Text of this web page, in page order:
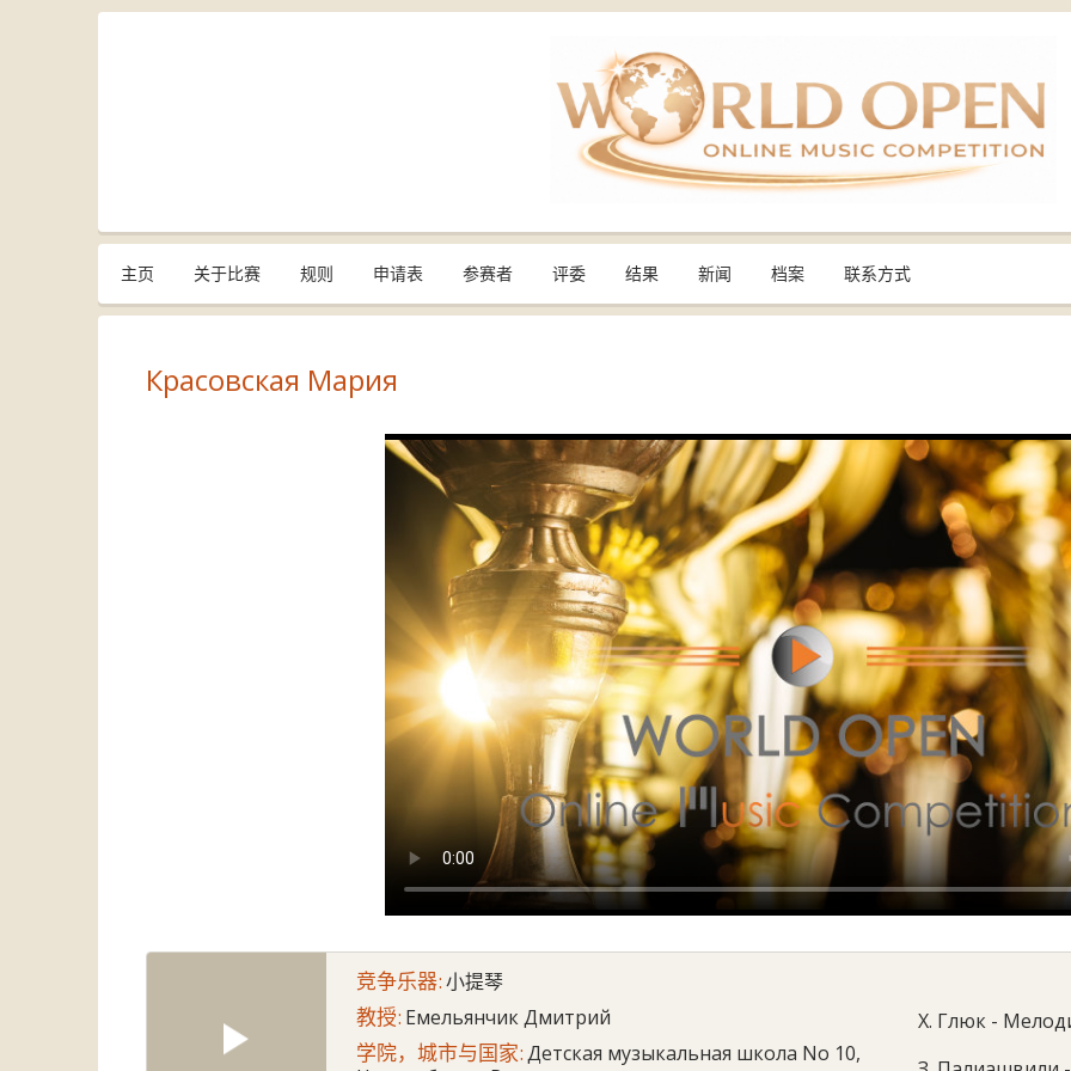
主页 关于比赛 规则 申请表 参赛者 评委 结果 新闻 档案 联系方式
Красовская Мария
竞争乐器:小提琴
教授: Емельянчик Дмитрий
学院，城市与国家:Детская музыкальная школа No 10,
Х. Глюк -